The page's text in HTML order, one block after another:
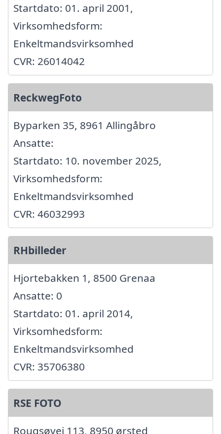
Startdato: 01. april 2001,
Virksomhedsform:
Enkeltmandsvirksomhed
CVR: 26014042
ReckwegFoto
Byparken 35, 8961 Allingåbro
Ansatte:
Startdato: 10. november 2025,
Virksomhedsform:
Enkeltmandsvirksomhed
CVR: 46032993
RHbilleder
Hjortebakken 1, 8500 Grenaa
Ansatte: 0
Startdato: 01. april 2014,
Virksomhedsform:
Enkeltmandsvirksomhed
CVR: 35706380
RSE FOTO
Rougsøvej 113, 8950 ørsted